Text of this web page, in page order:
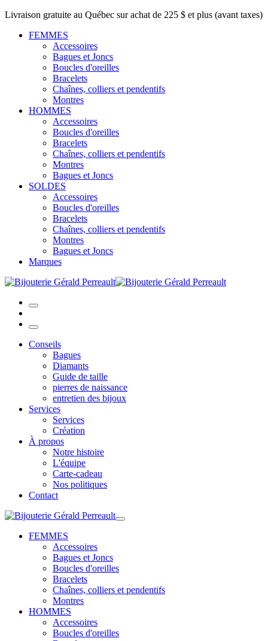
Livraison gratuite au Québec sur achat de 225 $ et plus (avant taxes)
FEMMES
Accessoires
Bagues et Joncs
Boucles d'oreilles
Bracelets
Chaînes, colliers et pendentifs
Montres
HOMMES
Accessoires
Boucles d'oreilles
Bracelets
Chaînes, colliers et pendentifs
Montres
Bagues et Joncs
SOLDES
Accessoires
Boucles d'oreilles
Bracelets
Chaînes, colliers et pendentifs
Montres
Bagues et Joncs
Marques
Conseils
Bagues
Diamants
Guide de taille
pierres de naissance
entretien des bijoux
Services
Services
Création
À propos
Notre histoire
L'équipe
Carte-cadeau
Nos politiques
Contact
FEMMES
Accessoires
Bagues et Joncs
Boucles d'oreilles
Bracelets
Chaînes, colliers et pendentifs
Montres
HOMMES
Accessoires
Boucles d'oreilles